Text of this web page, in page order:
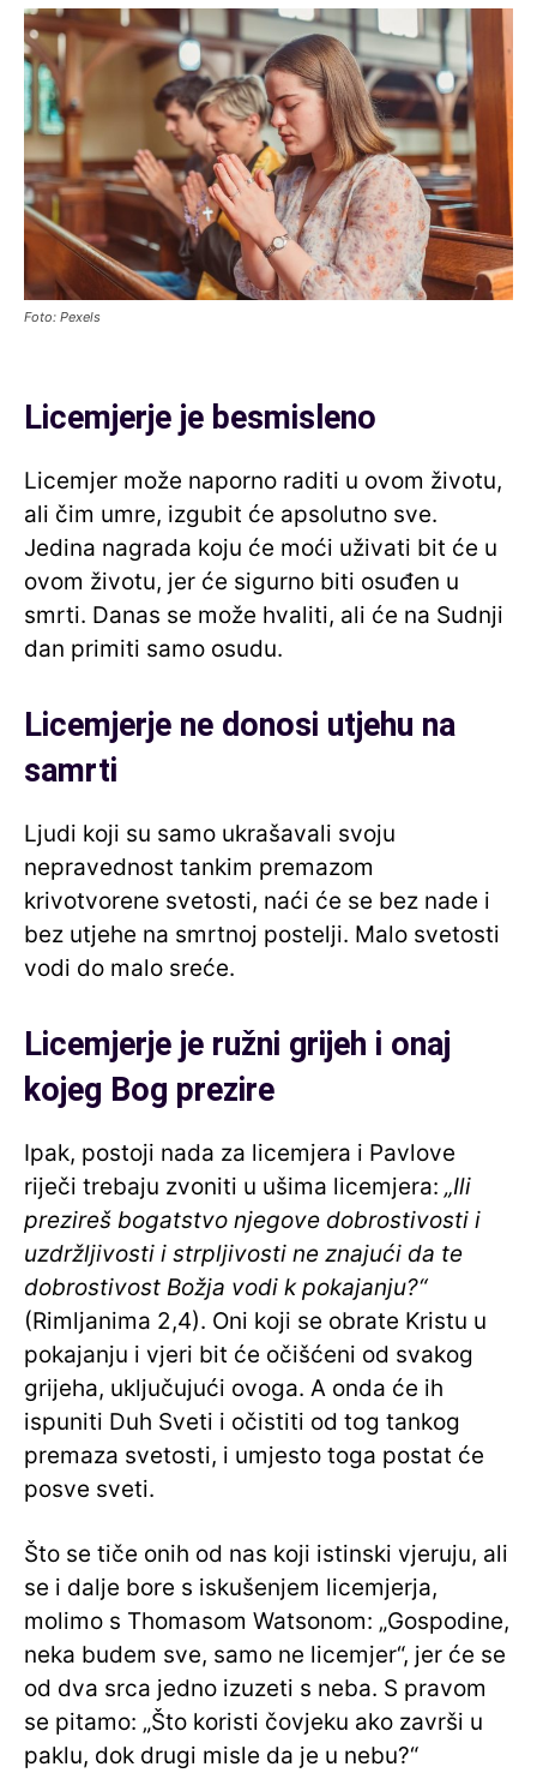
Foto: Pexels
Licemjerje je besmisleno
Licemjer može naporno raditi u ovom životu,
ali čim umre, izgubit će apsolutno sve.
Jedina nagrada koju će moći uživati ​​bit će u
ovom životu, jer će sigurno biti osuđen u
smrti. Danas se može hvaliti, ali će na Sudnji
dan primiti samo osudu.
Licemjerje ne donosi utjehu na
samrti
Ljudi koji su samo ukrašavali svoju
nepravednost tankim premazom
krivotvorene svetosti, naći će se bez nade i
bez utjehe na smrtnoj postelji. Malo svetosti
vodi do malo sreće.
Licemjerje je ružni grijeh i onaj
kojeg Bog prezire
Ipak, postoji nada za licemjera i Pavlove
riječi trebaju zvoniti u ušima licemjera: „Ili
prezireš bogatstvo njegove dobrostivosti i
uzdržljivosti i strpljivosti ne znajući da te
dobrostivost Božja vodi k pokajanju?“
(Rimljanima 2,4). Oni koji se obrate Kristu u
pokajanju i vjeri bit će očišćeni od svakog
grijeha, uključujući ovoga. A onda će ih
ispuniti Duh Sveti i očistiti od tog tankog
premaza svetosti, i umjesto toga postat će
posve sveti.
Što se tiče onih od nas koji istinski vjeruju, ali
se i dalje bore s iskušenjem licemjerja,
molimo s Thomasom Watsonom: „Gospodine,
neka budem sve, samo ne licemjer“, jer će se
od dva srca jedno izuzeti s neba. S pravom
se pitamo: „Što koristi čovjeku ako završi u
paklu, dok drugi misle da je u nebu?“